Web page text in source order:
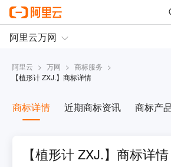
阿里云 > 万网 > 商标服务 >
【植形计 ZXJ.】商标详情
商标详情 近期商标资讯 商标产
【植形计 ZXJ.】商标详情